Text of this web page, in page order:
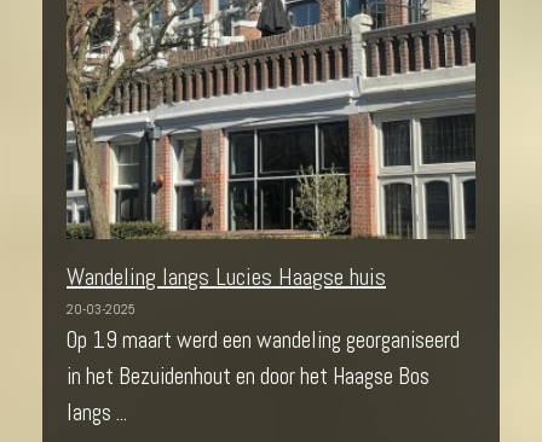
Wandeling langs Lucies Haagse huis
20-03-2025
Op 19 maart werd een wandeling georganiseerd
in het Bezuidenhout en door het Haagse Bos
langs ...